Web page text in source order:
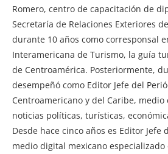
Romero, centro de capacitación de
Secretaría de Relaciones Exteriores
durante 10 años como corresponsal
Interamericana de Turismo, la guía
de Centroamérica. Posteriormente,
desempeñó como Editor Jefe del
Centroamericano y del Caribe, medio
noticias políticas, turísticas,
Desde hace cinco años es Editor Jefe
medio digital mexicano